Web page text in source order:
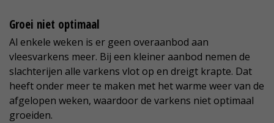
Groei niet optimaal
Al enkele weken is er geen overaanbod aan
vleesvarkens meer. Bij een kleiner aanbod nemen de
slachterijen alle varkens vlot op en dreigt krapte. Dat
heeft onder meer te maken met het warme weer van de
afgelopen weken, waardoor de varkens niet optimaal
groeiden.